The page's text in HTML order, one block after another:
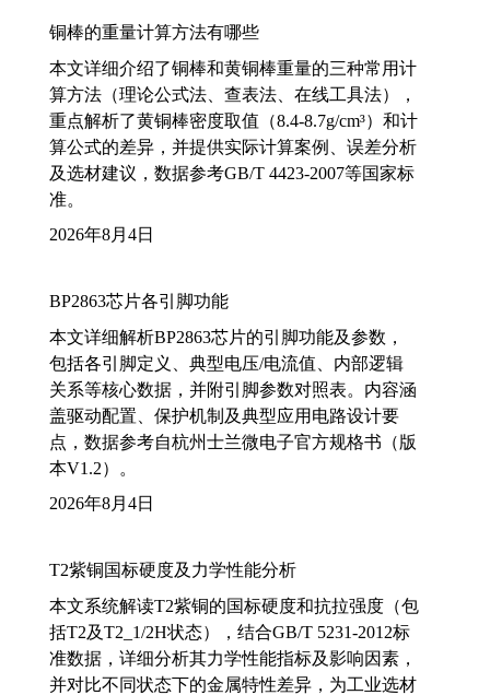
铜棒的重量计算方法有哪些
本文详细介绍了铜棒和黄铜棒重量的三种常用计
算方法（理论公式法、查表法、在线工具法），
重点解析了黄铜棒密度取值（8.4-8.7g/cm³）和计
算公式的差异，并提供实际计算案例、误差分析
及选材建议，数据参考GB/T 4423-2007等国家标
准。
2026年8月4日
BP2863芯片各引脚功能
本文详细解析BP2863芯片的引脚功能及参数，
包括各引脚定义、典型电压/电流值、内部逻辑
关系等核心数据，并附引脚参数对照表。内容涵
盖驱动配置、保护机制及典型应用电路设计要
点，数据参考自杭州士兰微电子官方规格书（版
本V1.2）。
2026年8月4日
T2紫铜国标硬度及力学性能分析
本文系统解读T2紫铜的国标硬度和抗拉强度（包
括T2及T2_1/2H状态），结合GB/T 5231-2012标
准数据，详细分析其力学性能指标及影响因素，
并对比不同状态下的金属特性差异，为工业选材